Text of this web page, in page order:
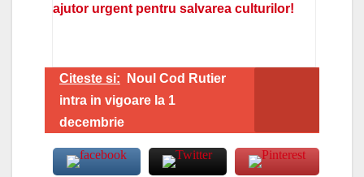
ajutor urgent pentru salvarea culturilor!
Citeste si:
Noul Cod Rutier
intra in vigoare la 1
decembrie